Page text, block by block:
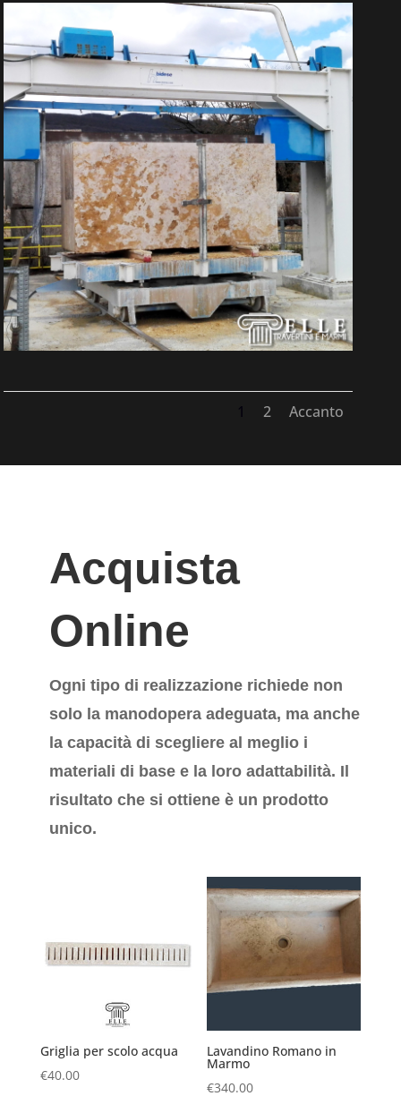
1 2 Accanto
Acquista
Online
Ogni tipo di realizzazione richiede non
solo la manodopera adeguata, ma anche
la capacità di scegliere al meglio i
materiali di base e la loro adattabilità. Il
risultato che si ottiene è un prodotto
unico.
Griglia per scolo acqua
€40.00
Lavandino Romano in
Marmo
€340.00